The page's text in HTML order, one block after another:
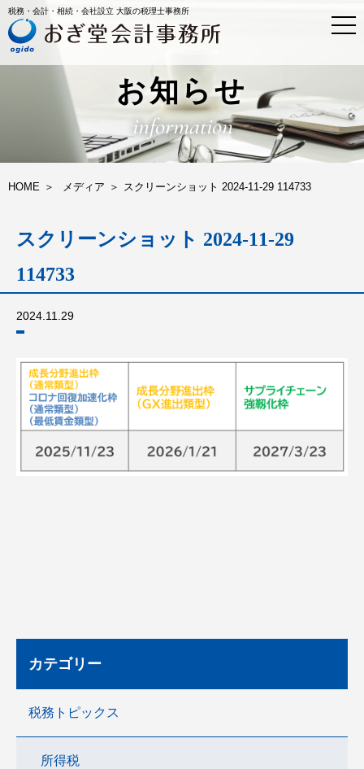
税務・会計・相続・会社設立 大阪の税理士事務所
t
o
g
n
a
v
i
お知らせ
information
HOME メディア スクリーンショット 2024-11-29 114733
スクリーンショット 2024-11-29
114733
2024.11.29
カテゴリー
税務トピックス
所得税